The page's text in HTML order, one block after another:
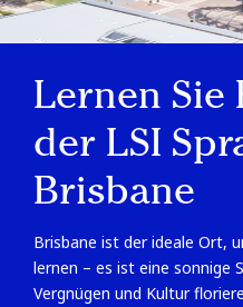
Lernen Sie
der LSI
Brisbane
Brisbane ist der ideale Ort,
lernen – es ist eine sonnige
Vergnügen und Kultur